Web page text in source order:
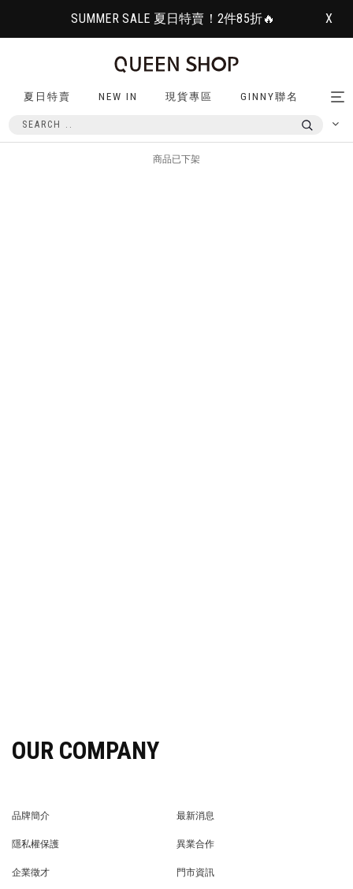
SUMMER SALE 夏日特賣！2件85折🔥 X
夏日特賣 NEW IN 現貨專區 GINNY聯名
商品已下架
OUR COMPANY
品牌簡介
最新消息
隱私權保護
異業合作
企業徵才
門市資訊